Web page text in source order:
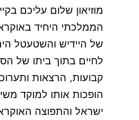
מוזיאון שלום עליכם
הממלכתי היחיד
של היידיש והשטעטל
לחיים בתוך ביתו של
קבועות, הרצאות
הופכות אותו למוקד